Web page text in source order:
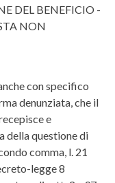
DEL BENEFICIO -
NON
con specifico
denunziata, che il
e
della questione di
comma, l. 21
legge 8